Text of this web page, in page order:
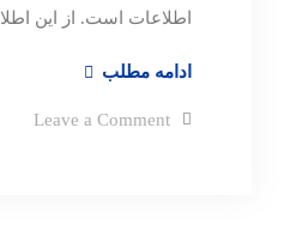
اطلاعات است. از اين
ادامه مطلبنقش
بازار
Leave a Comment
on